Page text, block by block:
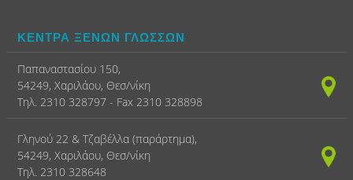
ΚΕΝΤΡΑ ΞΕΝΩΝ ΓΛΩΣΣΩΝ
Παπαναστασίου 150,
54249, Χαριλάου, Θεσ/νίκη
Τηλ. 2310 328797 - Fax 2310 328898
Γληνού 22 & Τζαβέλλα (παράρτημα),
54249, Χαριλάου, Θεσ/νίκη
Τηλ. 2310 328648